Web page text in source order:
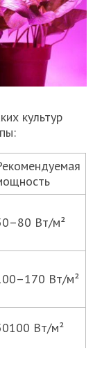
культур
Вт/м²
Вт/м²
Вт/м²